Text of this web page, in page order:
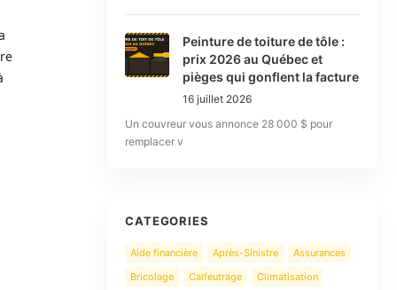
Peinture de toiture de tôle :
prix 2026 au Québec et
pièges qui gonflent la facture
16 juillet 2026
Un couvreur vous annonce 28 000 $ pour
remplacer v
CATEGORIES
Aide financière Après-Sinistre
Assurances
Bricolage
Calfeutrage
Climatisation